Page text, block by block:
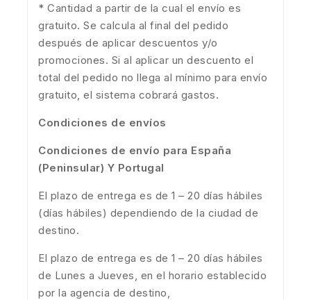
* Cantidad a partir de la cual el envío es
gratuito. Se calcula al final del pedido
después de aplicar descuentos y/o
promociones. Si al aplicar un descuento el
total del pedido no llega al mínimo para envío
gratuito, el sistema cobrará gastos.
Condiciones de envíos
Condiciones de envío para España
(Peninsular) Y Portugal
El plazo de entrega es de 1 – 20 días hábiles
(días hábiles) dependiendo de la ciudad de
destino.
El plazo de entrega es de 1 – 20 días hábiles
de Lunes a Jueves, en el horario establecido
por la agencia de destino,